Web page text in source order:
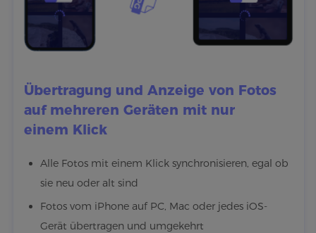
Übertragung und Anzeige von Fotos
auf mehreren Geräten mit nur
einem Klick
Alle Fotos mit einem Klick synchronisieren, egal ob
sie neu oder alt sind
Fotos vom iPhone auf PC, Mac oder jedes iOS-
Gerät übertragen und umgekehrt